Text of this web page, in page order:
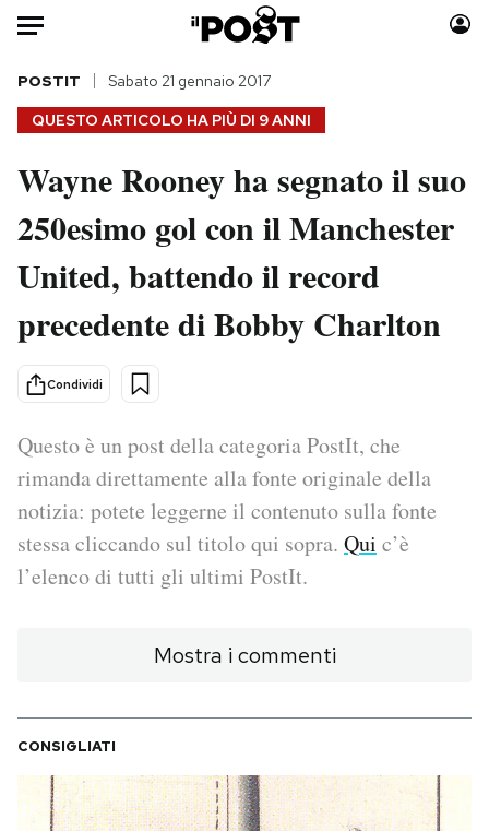
Auto
HOME
Italia
Politica
Tecnologia
Scienza
Cultura
Economia
Sport
Moda
Consumismi
Storie/Idee
Media
Mondiali calcio 2026
PODCAST
SHOP
CALENDARIO
QUESTO ARTICOLO HA PIÙ DI 9 ANNI
POSTIT Sabato 21 gennaio 2017
Wayne Rooney ha segnato il suo
250esimo gol con il Manchester
United, battendo il record
precedente di Bobby Charlton
Condividi
Questo è un post della categoria PostIt, che
rimanda direttamente alla fonte originale della
notizia: potete leggerne il contenuto sulla fonte
stessa cliccando sul titolo qui sopra. Qui c’è
l’elenco di tutti gli ultimi PostIt.
Mostra i commenti
CONSIGLIATI